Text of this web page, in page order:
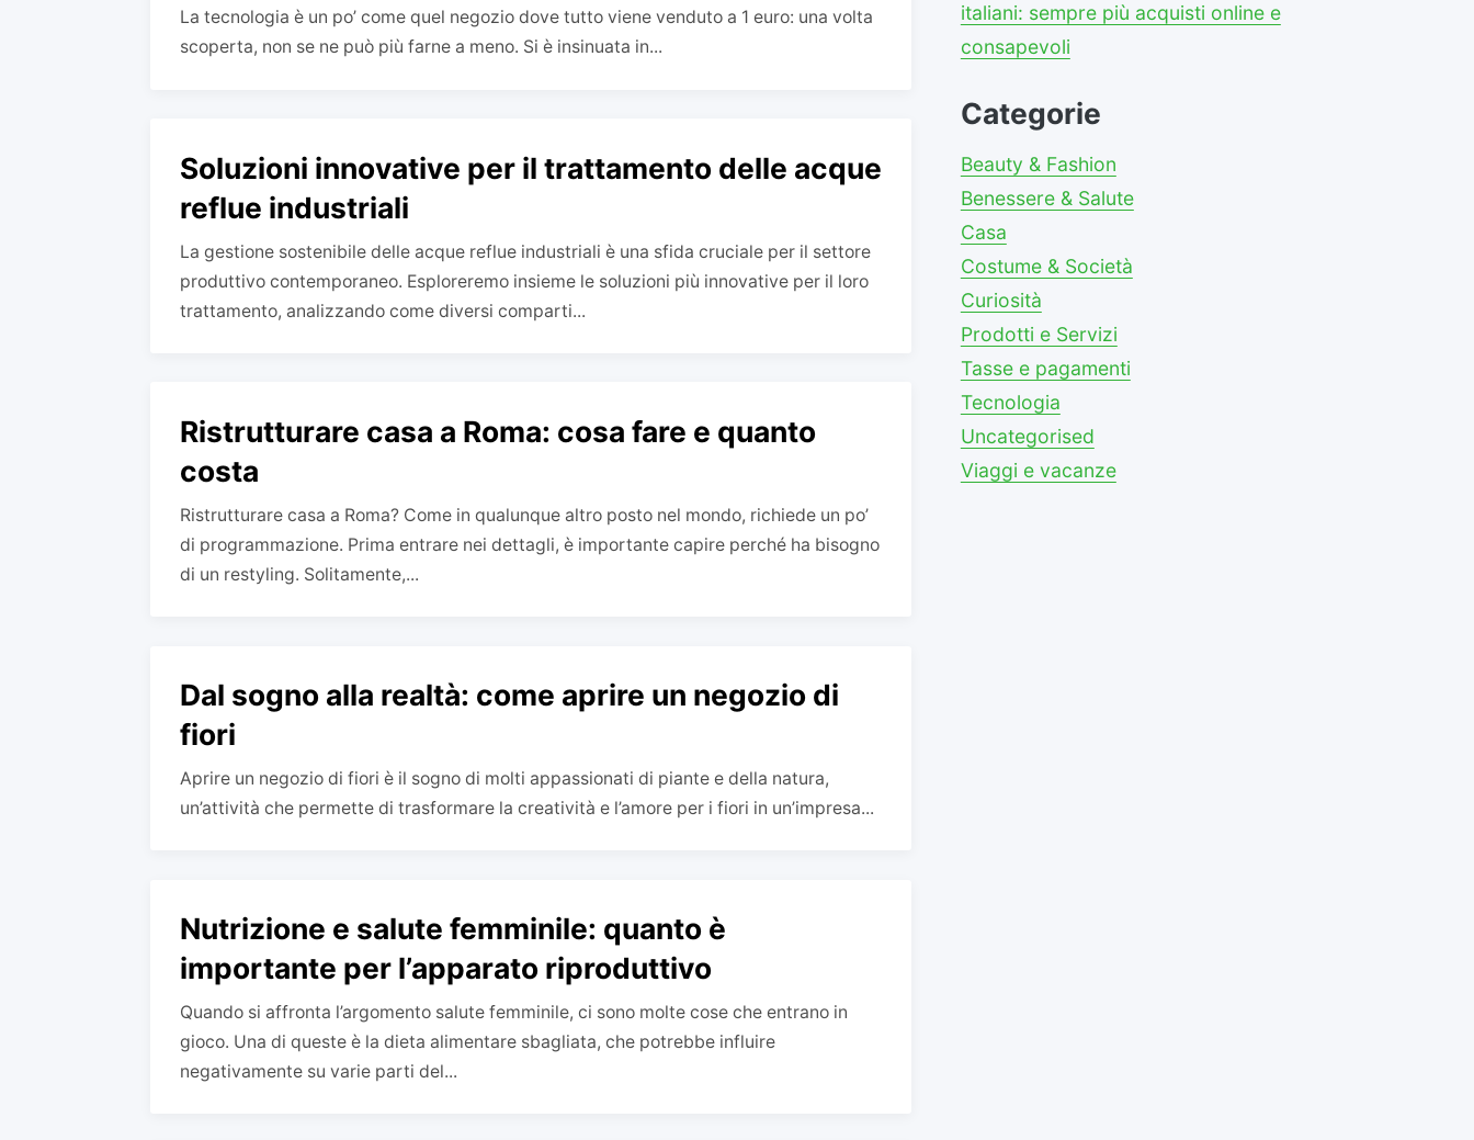
La tecnologia è un po’ come quel negozio dove tutto viene venduto a 1 euro: una volta
scoperta, non se ne può più farne a meno. Si è insinuata in...
Soluzioni innovative per il trattamento delle acque
reflue industriali
La gestione sostenibile delle acque reflue industriali è una sfida cruciale per il settore
produttivo contemporaneo. Esploreremo insieme le soluzioni più innovative per il loro
trattamento, analizzando come diversi comparti...
Ristrutturare casa a Roma: cosa fare e quanto
costa
Ristrutturare casa a Roma? Come in qualunque altro posto nel mondo, richiede un po’
di programmazione. Prima entrare nei dettagli, è importante capire perché ha bisogno
di un restyling. Solitamente,...
Dal sogno alla realtà: come aprire un negozio di
fiori
Aprire un negozio di fiori è il sogno di molti appassionati di piante e della natura,
un’attività che permette di trasformare la creatività e l’amore per i fiori in un’impresa...
Nutrizione e salute femminile: quanto è
importante per l’apparato riproduttivo
Quando si affronta l’argomento salute femminile, ci sono molte cose che entrano in
gioco. Una di queste è la dieta alimentare sbagliata, che potrebbe influire
negativamente su varie parti del...
italiani: sempre più acquisti online e
consapevoli
Categorie
Beauty & Fashion
Benessere & Salute
Casa
Costume & Società
Curiosità
Prodotti e Servizi
Tasse e pagamenti
Tecnologia
Uncategorised
Viaggi e vacanze